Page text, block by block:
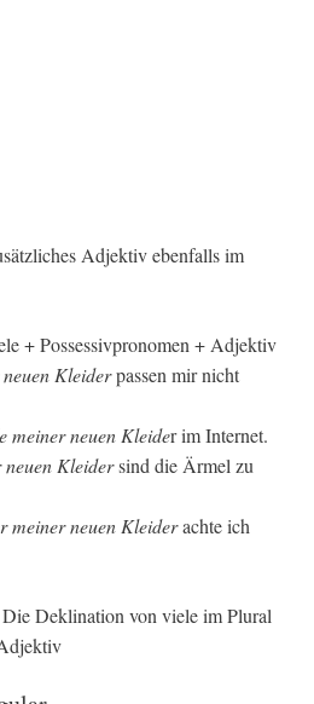
Adjektiv ebenfalls im
+ Possessivpronomen + Adjektiv
Kleiderpassen mir nicht
meiner neuen Kleider im Internet.
Kleidersind die Ärmel zu
meiner neuen Kleiderachte ich
Deklination von viele im Plural